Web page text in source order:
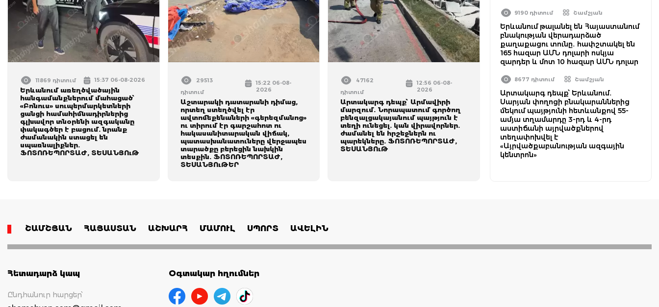
11869 դիտում 15:37 06-08-2026
Երևանում առեղծվածային
հանգամանքներում մահացած՝
«Բոնուս» սուպերմարկետների
ցանցի համահիմնադիրներից
գլխավոր տնօրենի ազգականը
փակագծեր է բացում. նրանք
ժամանակին ստացել են
սպառնալիքներ.
ՖՈՏՈՌԵՊՈՐՏԱԺ, ՏԵՍԱՆՅՈւԹ
29513
դիտում
15:22 06-08-
2026
Աշտարակի դատարանի դիմաց,
որտեղ ստեղծվել էր
ավտոմեքենաների «գերեզմանոց»
ու տիրում էր գարշահոտ ու
հակասանիտարական վիճակ,
պատասխանատուները վերջապես
տարածքը բերեցին նախկին
տեսքին. ՖՈՏՈՌԵՊՈՐՏԱԺ,
ՏԵՍԱՆՅՈւԹԵՐ
47162
դիտում
12:56 06-08-
2026
Արտակարգ դեպք՝ Արմավիրի
մարզում. Նորապատում գործող
բենզալցակայանում պայթյուն է
տեղի ունեցել. կան վիրավորներ.
ժամանել են հրշեջներն ու
պարեկները. ՖՈՏՈՌԵՊՈՐՏԱԺ,
ՏԵՍԱՆՅՈւԹ
9190 դիտում Շամշյան
Երևանում թալանել են Հայաստանում
բնակության վերադարձած
քաղաքացու տունը․ հափշտակել են
165 հազար ԱՄՆ դոլարի ոսկյա
զարդեր և մոտ 10 հազար ԱՄՆ դոլար
8677 դիտում Շամշյան
Արտակարգ դեպք՝ Երևանում․
Սարյան փողոցի բնակարաններից
մեկում պայթյունի հետևանքով 55-
ամյա տղամարդը 3-րդ և 4-րդ
աստիճանի այրվածքներով
տեղափոխվել է
«Այրվածքաբանության ազգային
կենտրոն»
ՇԱՄՇՅԱՆ ՀԱՅԱՍՏԱՆ ԱՇԽԱՐՀ ՄԱՄՈՒԼ ՍՊՈՐՏ ԱՎԵԼԻՆ
Հետադարձ կապ
Ընդհանուր հարցեր՝
Օգտակար հղումներ